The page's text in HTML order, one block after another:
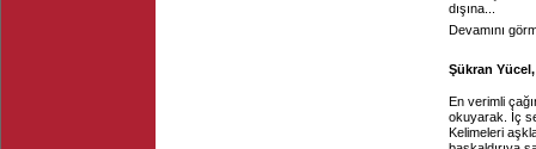
dışına...
Devamını
Şükran
En verimli
okuyarak. İç
Kelimeleri